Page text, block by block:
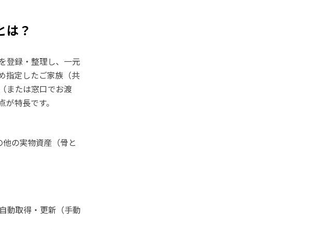
は？
登録・整理し、一元
指定したご家族（共
または窓口でお渡
特長です。
の実物資産（骨と
動取得・更新（手動